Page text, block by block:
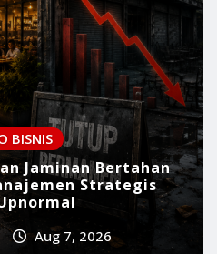
Aug 7, 2026